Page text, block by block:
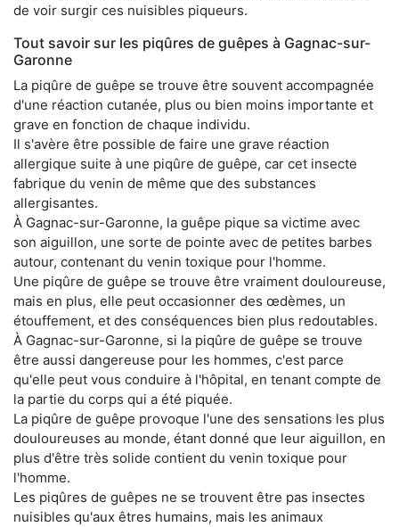
de voir surgir ces nuisibles piqueurs.
Tout savoir sur les piqûres de guêpes à Gagnac-sur-
Garonne
La piqûre de guêpe se trouve être souvent accompagnée
d'une réaction cutanée, plus ou bien moins importante et
grave en fonction de chaque individu.
Il s'avère être possible de faire une grave réaction
allergique suite à une piqûre de guêpe, car cet insecte
fabrique du venin de même que des substances
allergisantes.
À Gagnac-sur-Garonne, la guêpe pique sa victime avec
son aiguillon, une sorte de pointe avec de petites barbes
autour, contenant du venin toxique pour l'homme.
Une piqûre de guêpe se trouve être vraiment douloureuse,
mais en plus, elle peut occasionner des œdèmes, un
étouffement, et des conséquences bien plus redoutables.
À Gagnac-sur-Garonne, si la piqûre de guêpe se trouve
être aussi dangereuse pour les hommes, c'est parce
qu'elle peut vous conduire à l'hôpital, en tenant compte de
la partie du corps qui a été piquée.
La piqûre de guêpe provoque l'une des sensations les plus
douloureuses au monde, étant donné que leur aiguillon, en
plus d'être très solide contient du venin toxique pour
l'homme.
Les piqûres de guêpes ne se trouvent être pas insectes
nuisibles qu'aux êtres humains, mais les animaux